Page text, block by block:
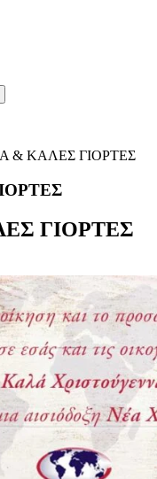
& ΚΑΛΕΣ ΓΙΟΡΤΕΣ
ΓΙΟΡΤΕΣ